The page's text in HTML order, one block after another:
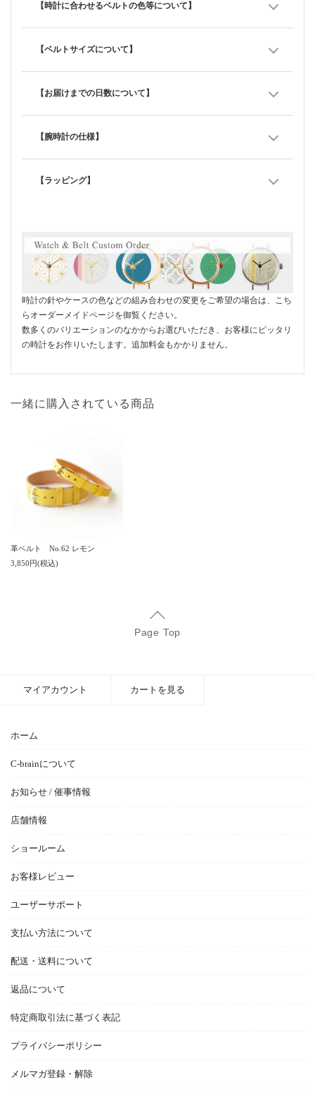
【時計に合わせるベルトの色等について】
【ベルトサイズについて】
【お届けまでの日数について】
【腕時計の仕様】
【ラッピング】
時計の針やケースの色などの組み合わせの変更をご希望の場合は、こち
らオーダーメイドページを御覧ください。
数多くのバリエーションのなかからお選びいただき、お客様にピッタリ
の時計をお作りいたします。追加料金もかかりません。
一緒に購入されている商品
革ベルト No.62 レモン
3,850円(税込)
Page Top
ホーム
C-brainについて
お知らせ / 催事情報
店舗情報
ショールーム
お客様レビュー
ユーザーサポート
支払い方法について
配送・送料について
返品について
特定商取引法に基づく表記
プライバシーポリシー
メルマガ登録・解除
マイアカウント カートを見る